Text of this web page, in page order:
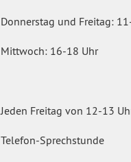
Donnerstag und Freitag:
Mittwoch: 16-18 Uhr
Jeden Freitag von 12-13
Telefon-Sprechstunde